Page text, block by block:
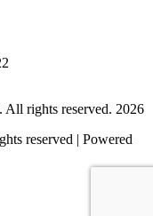
rights reserved. 2026
reserved | Powered